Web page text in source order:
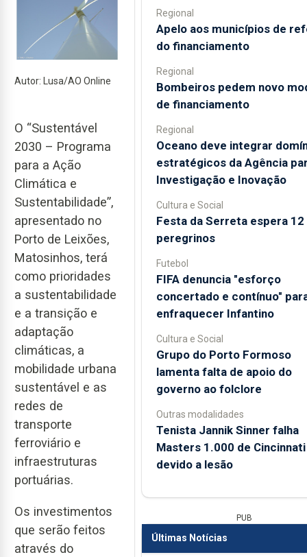
Autor: Lusa/AO Online
O “Sustentável
2030 – Programa
para a Ação
Climática e
Sustentabilidade”,
apresentado no
Porto de Leixões,
Matosinhos, terá
como prioridades
a sustentabilidade
e a transição e
adaptação
climáticas, a
mobilidade urbana
sustentável e as
redes de
transporte
ferroviário e
infraestruturas
portuárias.
Os investimentos
que serão feitos
através do
Regional
Apelo aos municípios de
do financiamento
Regional
Bombeiros pedem novo
de financiamento
Regional
Oceano deve integrar
estratégicos da Agência
Investigação e Inovação
Cultura e Social
Festa da Serreta espera 12
peregrinos
Futebol
FIFA denuncia "esforço
concertado e contínuo"
enfraquecer Infantino
Cultura e Social
Grupo do Porto Formoso
lamenta falta de apoio do
governo ao folclore
Outras modalidades
Tenista Jannik Sinner falha
Masters 1.000 de Cincinnati
devido a lesão
PUB
Últimas Notícias